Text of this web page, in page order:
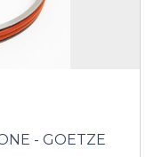
- GOETZE